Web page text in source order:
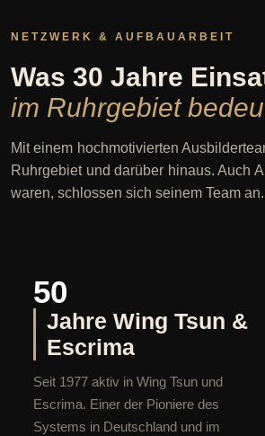
NETZWERK & AUFBAUARBEIT
Was 30 Jahre
im Ruhrgebiet
Mit einem hochmotivierten
Ruhrgebiet und darüber hinaus. Auch
waren, schlossen sich seinem Team an.
50
Jahre Wing Tsun &
Escrima
Seit 1977 aktiv in Wing Tsun und
Escrima. Einer der Pioniere des
Systems in Deutschland und im